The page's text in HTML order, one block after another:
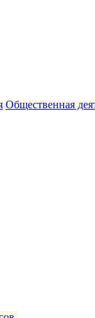
Общественная